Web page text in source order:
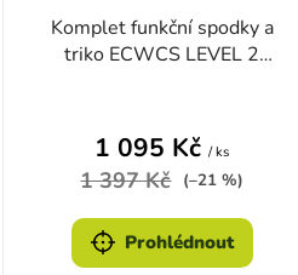
Komplet funkční spodky a
triko ECWCS LEVEL 2
1 095 Kč/ ks
1 397 Kč (–21 %)
Prohlédnout